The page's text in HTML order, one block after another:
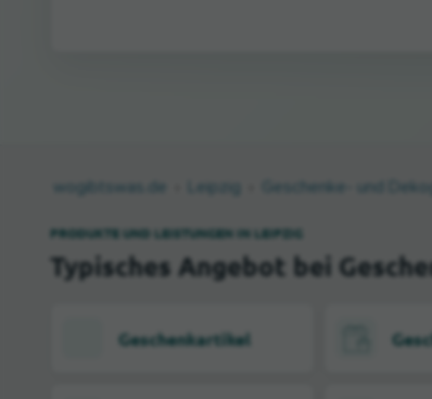
Geschenke- und
PRODUKTE UND LEISTUNGEN IN LEIPZIG
Typisches Angebot bei
Geschenkartikel